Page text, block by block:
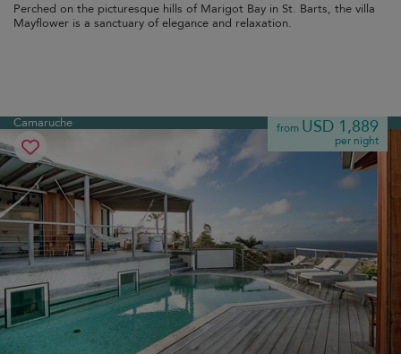
Perched on the picturesque hills of Marigot Bay in St. Barts, the villa
Mayflower is a sanctuary of elegance and relaxation.
Camaruche from USD 1,889
per night